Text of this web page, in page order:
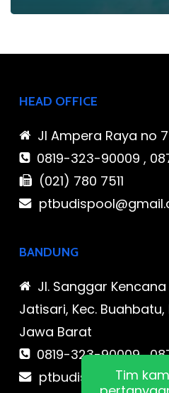
HEAD OFFICE
Jl Ampera Raya no
0819-323-90009 ,
(021) 780 7511
BANDUNG
Jl. Sanggar Kencana
Jatisari, Kec.
Jawa Barat
0819-323-90009 ,
Tim